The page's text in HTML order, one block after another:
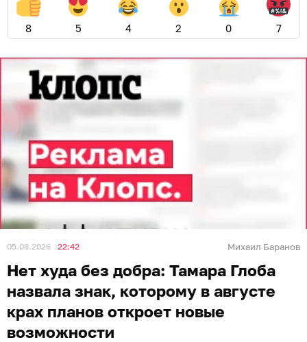
8 5 4 2 0 7
05.08.2026 22:42 Михаил Баранов
Нет худа без добра: Тамара Глоба
назвала знак, которому в августе
крах планов откроет новые
возможности